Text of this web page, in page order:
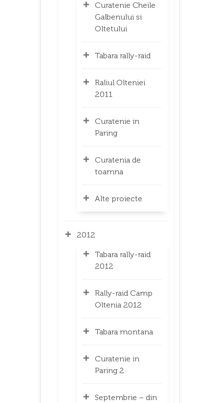
Curatenie Cheile
Galbenului si
Oltetului
Tabara rally-raid
Raliul Olteniei
2011
Curatenie in
Paring
Curatenia de
toamna
Alte proiecte
2012
Tabara rally-raid
2012
Rally-raid Camp
Oltenia 2012
Tabara montana
Curatenie in
Paring 2
Septembrie – din